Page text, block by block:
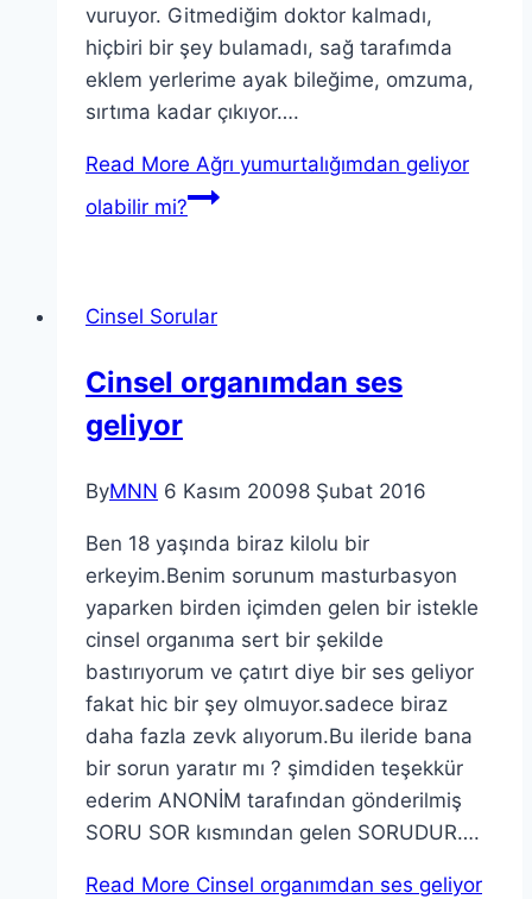
vuruyor. Gitmediğim doktor kalmadı,
hiçbiri bir şey bulamadı, sağ tarafımda
eklem yerlerime ayak bileğime, omzuma,
sırtıma kadar çıkıyor….
Read More Ağrı yumurtalığımdan geliyor
olabilir mi?
Cinsel Sorular
Cinsel organımdan ses
geliyor
ByMNN 6 Kasım 20098 Şubat 2016
Ben 18 yaşında biraz kilolu bir
erkeyim.Benim sorunum masturbasyon
yaparken birden içimden gelen bir istekle
cinsel organıma sert bir şekilde
bastırıyorum ve çatırt diye bir ses geliyor
fakat hic bir şey olmuyor.sadece biraz
daha fazla zevk alıyorum.Bu ileride bana
bir sorun yaratır mı ? şimdiden teşekkür
ederim ANONİM tarafından gönderilmiş
SORU SOR kısmından gelen SORUDUR….
Read More Cinsel organımdan ses geliyor